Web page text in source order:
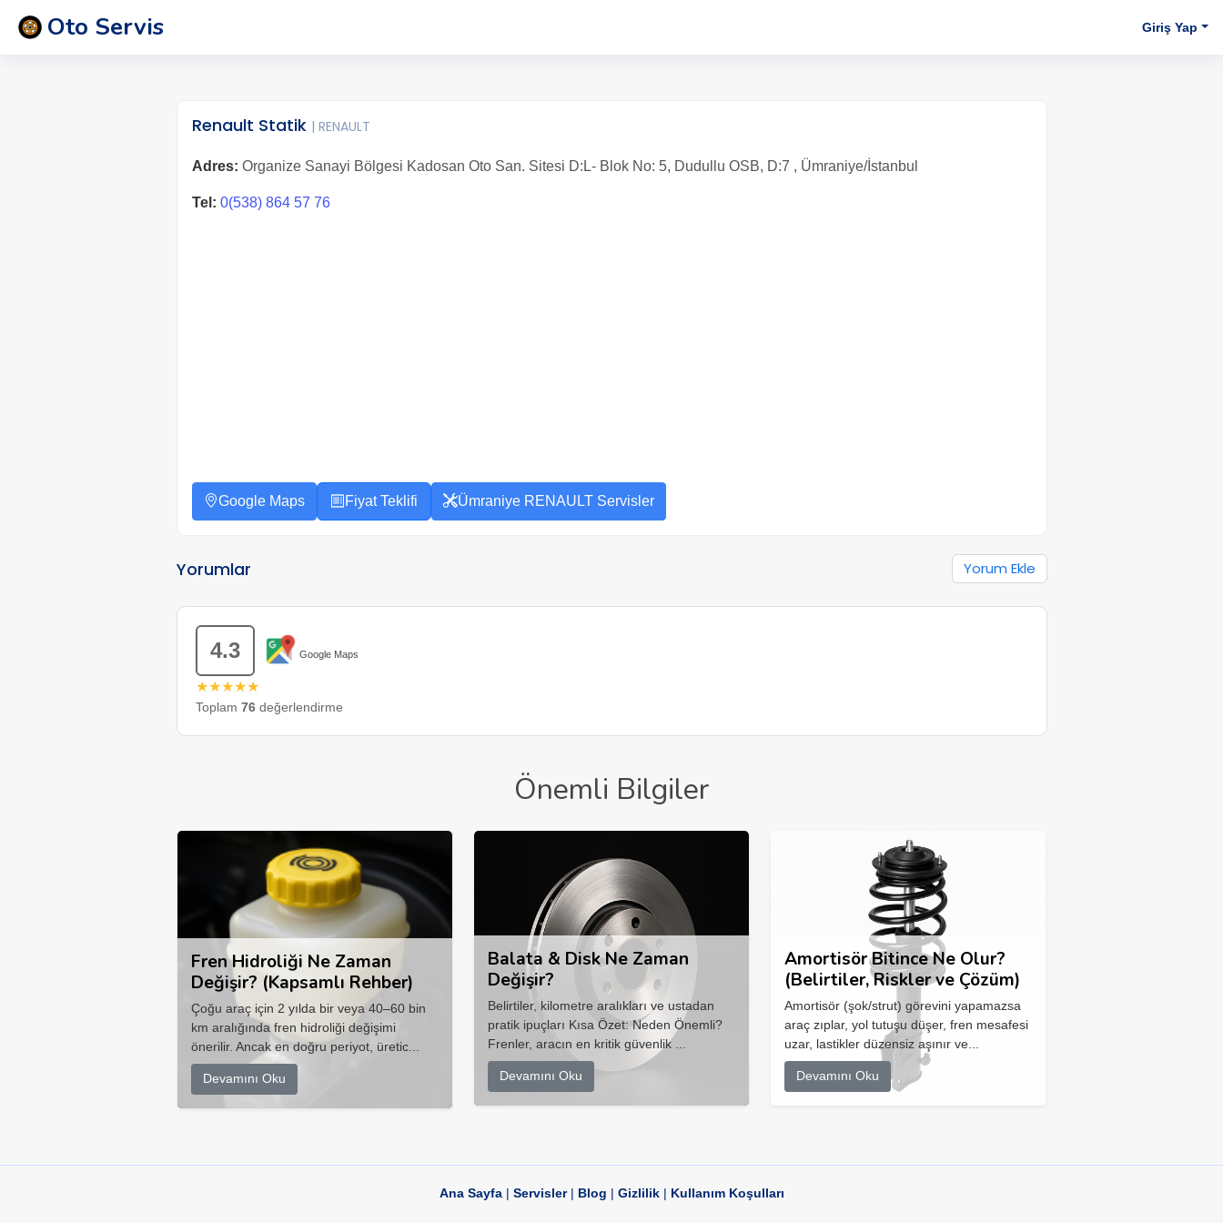
Oto Servis Giriş Yap
Renault Statik | RENAULT
Adres: Organize Sanayi Bölgesi Kadosan Oto San. Sitesi D:L- Blok No: 5, Dudullu OSB, D:7 , Ümraniye/İstanbul
Tel: 0(538) 864 57 76
Google Maps Fiyat Teklifi Ümraniye RENAULT Servisler
Yorumlar Yorum Ekle
4.3 Google Maps
★★★★★
Toplam 76değerlendirme
Önemli Bilgiler
Fren Hidroliği Ne Zaman
Değişir? (Kapsamlı Rehber)
Çoğu araç için 2 yılda bir veya 40–60 bin
km aralığında fren hidroliği değişimi
önerilir. Ancak en doğru periyot, üretic...
Devamını Oku
Balata & Disk Ne Zaman
Değişir?
Belirtiler, kilometre aralıkları ve ustadan
pratik ipuçları Kısa Özet: Neden Önemli?
Frenler, aracın en kritik güvenlik ...
Devamını Oku
Amortisör Bitince Ne Olur?
(Belirtiler, Riskler ve Çözüm)
Amortisör (şok/strut) görevini yapamazsa
araç zıplar, yol tutuşu düşer, fren mesafesi
uzar, lastikler düzensiz aşınır ve...
Devamını Oku
Ana Sayfa| Servisler| Blog | Gizlilik| Kullanım Koşulları